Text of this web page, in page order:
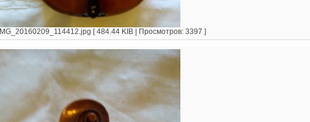
IMG_20160209_114412.jpg [ 484.44 KIB | Просмотров: 3397 ]